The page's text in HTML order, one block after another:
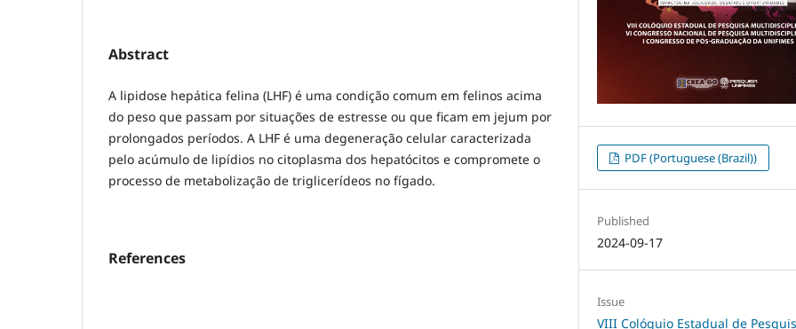
Abstract
A lipidose hepática felina (LHF) é uma condição comum em felinos acima
do peso que passam por situações de estresse ou que ficam em jejum por
prolongados períodos. A LHF é uma degeneração celular caracterizada
pelo acúmulo de lipídios no citoplasma dos hepatócitos e compromete o
processo de metabolização de triglicerídeos no fígado.
References
PDF (Portuguese (Brazil))
Published
2024-09-17
Issue
VIII Colóquio Estadual de